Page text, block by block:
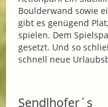
Boulderwand sowie
gibt es genügend
spielen. Dem
gesetzt. Und so
schnell neue
Sendlhofer´s